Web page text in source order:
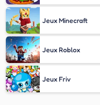
Jeux Minecraft
Jeux Roblox
Jeux Friv